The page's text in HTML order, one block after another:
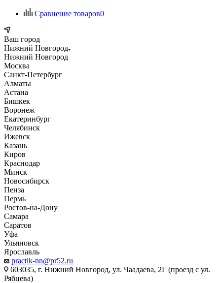
Сравнение товаров0
Ваш город
Нижний Новгород
Нижний Новгород
Москва
Санкт-Петербург
Алматы
Астана
Бишкек
Воронеж
Екатеринбург
Челябинск
Ижевск
Казань
Киров
Краснодар
Минск
Новосибирск
Пенза
Пермь
Ростов-на-Дону
Самара
Саратов
Уфа
Ульяновск
Ярославль
practik-nn@pr52.ru
603035, г. Нижний Новгород, ул. Чаадаева, 2Г (проезд с ул.
Рябцева)